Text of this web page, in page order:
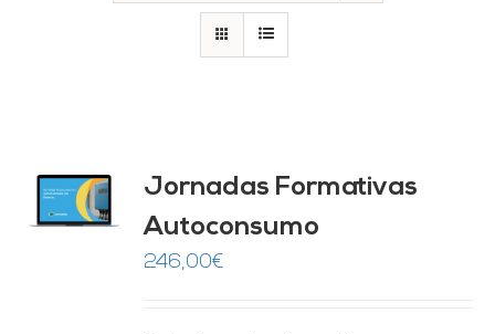
Jornadas Formativas
Autoconsumo
246,00€